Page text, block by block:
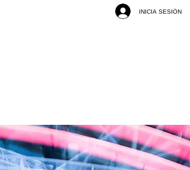
INICIA SESIÓN